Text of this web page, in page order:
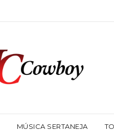
MÚSICA SERTANEJA